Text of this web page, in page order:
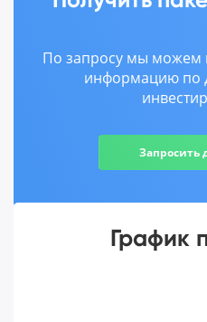
По запросу мы можем
информацию по
Запросить
График